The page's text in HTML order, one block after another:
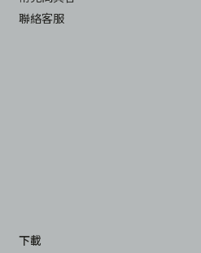
聯絡客服
下載